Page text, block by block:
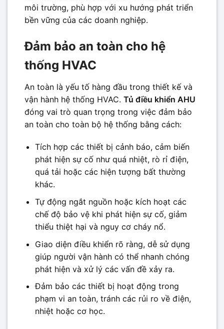
môi trường, phù hợp với xu hướng phát triển
bền vững của các doanh nghiệp.
Đảm bảo an toàn cho hệ
thống HVAC
An toàn là yếu tố hàng đầu trong thiết kế và
vận hành hệ thống HVAC. Tủ điều khiển AHU
đóng vai trò quan trọng trong việc đảm bảo
an toàn cho toàn bộ hệ thống bằng cách:
Tích hợp các thiết bị cảnh báo, cảm biến
phát hiện sự cố như quá nhiệt, rò rỉ điện,
quá tải hoặc các hiện tượng bất thường
khác.
Tự động ngắt nguồn hoặc kích hoạt các
chế độ bảo vệ khi phát hiện sự cố, giảm
thiểu thiệt hại và nguy cơ cháy nổ.
Giao diện điều khiển rõ ràng, dễ sử dụng
giúp người vận hành có thể nhanh chóng
phát hiện và xử lý các vấn đề xảy ra.
Đảm bảo các thiết bị hoạt động trong
phạm vi an toàn, tránh các rủi ro về điện,
nhiệt hoặc cơ học.